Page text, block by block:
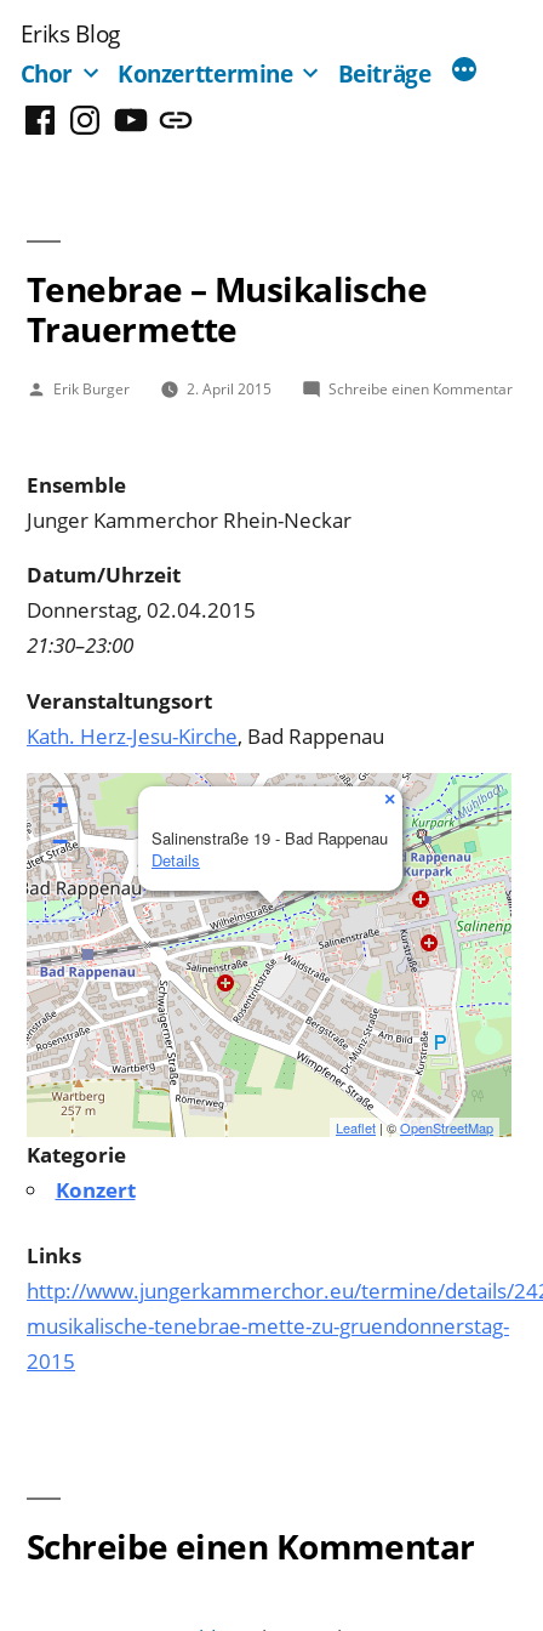
Inhalt
springen
Eriks Blog
Chor
Konzerttermine Beiträge
FacebookInstagram
YouTubeMastodon
Tenebrae – Musikalische
Trauermette
Veröffentlicht
Erik Burger 2. April 2015 Schreibe einen Kommentarzu
Ensemble
Junger Kammerchor Rhein-Neckar
Datum/Uhrzeit
Donnerstag, 02.04.2015
21:30–23:00
Veranstaltungsort
Kath. Herz-Jesu-Kirche, Bad Rappenau
Salinenstraße 19 - Bad Rappenau
Details
×
+
−
Leaflet | ©OpenStreetMap
Kategorie
Konzert
Links
http://www.jungerkammerchor.eu/termine/details/
musikalische-tenebrae-mette-zu-gruendonnerstag-
2015
Schreibe einen Kommentar